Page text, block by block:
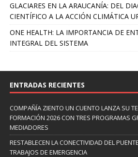
GLACIARES EN LA ARAUCANÍA: DEL
CIENTÍFICO A LA ACCIÓN CLIMÁTICA
ONE HEALTH: LA IMPORTANCIA DE
INTEGRAL DEL SISTEMA
ENTRADAS RECIENTES
COMPAÑÍA ZIENTO UN CUENTO LANZA SU
FORMACIÓN 2026 CON TRES PROGRAMAS
MEDIADORES
RESTABLECEN LA CONECTIVIDAD DEL
TRABAJOS DE EMERGENCIA